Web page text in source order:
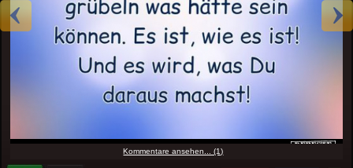
Kommentare ansehen... (1)